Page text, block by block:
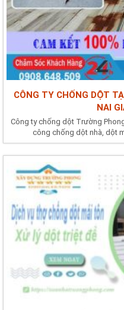
CÔNG TY CHỐNG DỘT
NAI
Công ty chống dột Trường
công chống dột nhà, dột